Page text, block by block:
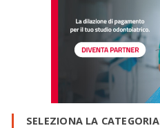
SELEZIONA LA